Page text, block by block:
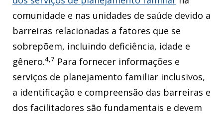
comunidade e nas unidades de saúde devido a
barreiras relacionadas a fatores que se
sobrepõem, incluindo deficiência, idade e
gênero.4,7 Para fornecer informações e
serviços de planejamento familiar inclusivos,
a identificação e compreensão das barreiras e
dos facilitadores são fundamentais e devem